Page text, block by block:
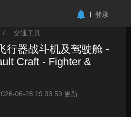
登录
/ 交通工具
行器战斗机及驾驶舱 -
Craft - Fighter &
06-28 19:33:59 更新